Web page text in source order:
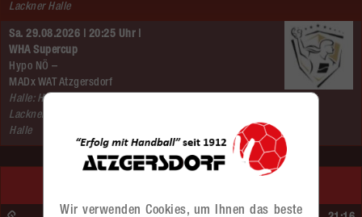
Lackner Halle
Sa. 29.08.2026 | 20:25 Uhr |
WHA Supercup
Hypo NÖ –
MADx WAT Atzgersdorf
Halle: Hans–
Lackner–
Halle
Wir verwenden Cookies, um Ihnen das beste